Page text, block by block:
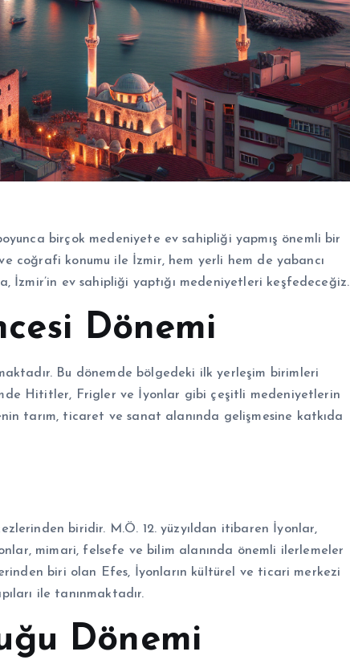
birçok medeniyete ev sahipliği yapmış önemli bir
coğrafi konumu ile İzmir, hem yerli hem de yabancı
İzmir’in ev sahipliği yaptığı medeniyetleri keşfedeceğiz.
Dönemi
Bu dönemde bölgedeki ilk yerleşim birimleri
Hititler, Frigler ve İyonlar gibi çeşitli medeniyetlerin
tarım, ticaret ve sanat alanında gelişmesine katkıda
biridir. M.Ö. 12. yüzyıldan itibaren İyonlar,
mimari, felsefe ve bilim alanında önemli ilerlemeler
biri olan Efes, İyonların kültürel ve ticari merkezi
ile tanınmaktadır.
Dönemi